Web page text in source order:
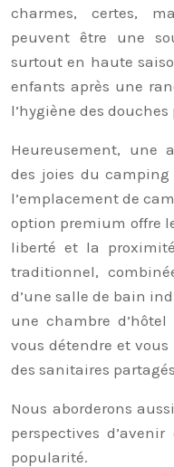
charmes, certes,
peuvent être une
surtout en haute
enfants après une
l’hygiène des douches
Heureusement, une
des joies du
l’emplacement de
option premium offre
liberté et la
traditionnel,
d’une salle de bain
une chambre
vous détendre et
des sanitaires
Nous aborderons
perspectives
popularité.